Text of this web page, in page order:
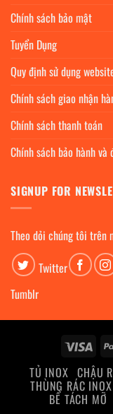
Chính sách bảo mật
Tuyển Dụng
Quy định sử dụng
Chính sách giao nhận
Chính sách thanh toán
Chính sách bảo hành và
SIGNUP FOR
Theo dỏi chúng tôi trên
Twitter
Tumblr
Visa
TỦ INOX CHẬU
THÙNG RÁC INOX
BỂ TÁCH MỠ